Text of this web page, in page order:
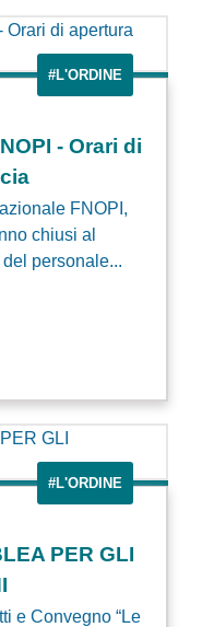
#L'ORDINE
- Orari di
FNOPI,
chiusi al
personale...
#L'ORDINE
PER GLI
e Convegno “Le